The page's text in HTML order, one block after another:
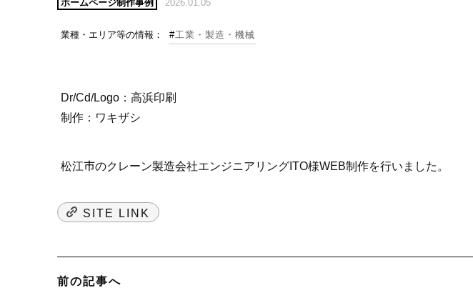
業種・エリア等の情報： #工業・製造・機械
Dr/Cd/Logo：高浜印刷
制作：ワキザシ
松江市のクレーン製造会社エンジニアリングITO様WEB制作を行いました。
SITE LINK
前の記事へ